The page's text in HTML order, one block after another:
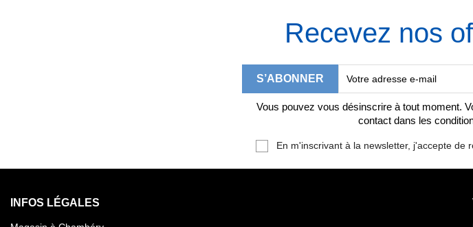
Recevez nos
Vous pouvez vous désinscrire à tout moment.
contact dans les
En m'inscrivant à la newsletter, j'accepte de
INFOS LÉGALES